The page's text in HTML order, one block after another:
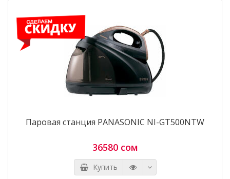
Паровая станция PANASONIC NI-GT500NTW
36580 сом
Купить